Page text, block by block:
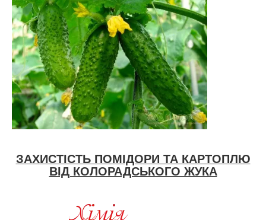
ЗАХИСТІСТЬ ПОМІДОРИ ТА КАРТОПЛЮ
ВІД КОЛОРАДСЬКОГО ЖУКА